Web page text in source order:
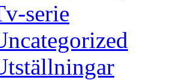
serie